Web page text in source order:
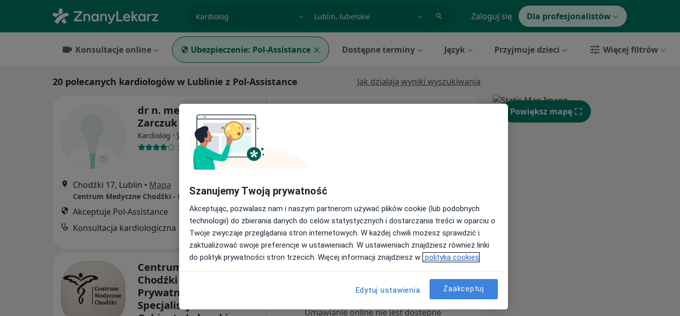
Zaloguj się Dla profesjonalistów
Konsultacje online Ubezpieczenie: Pol-Assistance Dostępne terminy Język Przyjmuje dzieci Więcej filtrów
20 polecanych kardiologów w Lublinie z Pol-Assistance Jak działają wyniki wyszukiwania
dr n. med. Radosław
Zarczuk
Kardiolog · Więcej
36 opinii
Chodźki 17, Lublin • Mapa
Centrum Medyczne Chodźki - NOWE Prywatne Specjalistyczne Gabinety Lekarskie
Akceptuje Pol-Assistance
Konsultacja kardiologiczna
200 zł
Śr, Czw,
Centrum Medyczne
Chodźki - NOWE
Prywatne
Specjalistyczne
10 Sie 11 Sie
Umawianie online nie jest dostępne
Powiększ mapę
Szanujemy Twoją prywatność
Akceptując, pozwalasz nam i naszym partnerom używać plików cookie (lub podobnych
technologii) do zbierania danych do celów statystycznych i dostarczania treści w oparciu o
Twoje zwyczaje przeglądania stron internetowych. W każdej chwili możesz sprawdzić i
zaktualizować swoje preferencje w ustawieniach. W ustawieniach znajdziesz również linki
do polityk prywatności stron trzecich. Więcej informacji znajdziesz w polityka cookies
Edytuj ustawienia Zaakceptuj